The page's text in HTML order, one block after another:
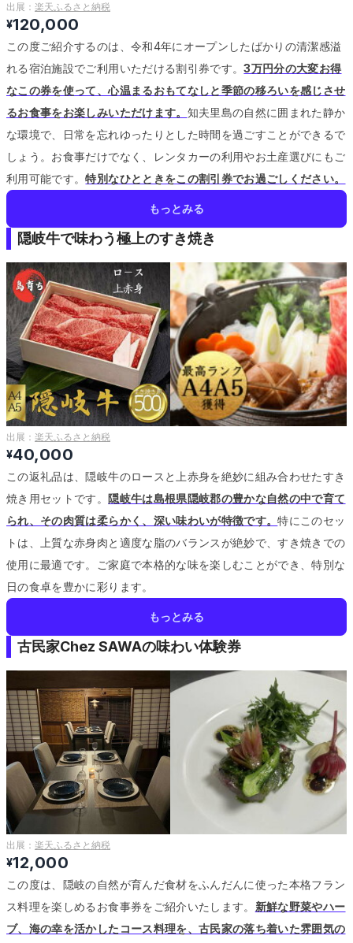
出展： 楽天ふるさと納税
¥120,000
この度ご紹介するのは、令和4年にオープンしたばかりの清潔感溢
れる宿泊施設でご利用いただける割引券です。3万円分の大変お得
なこの券を使って、心温まるおもてなしと季節の移ろいを感じさせ
るお食事をお楽しみいただけます。 知夫里島の自然に囲まれた静か
な環境で、日常を忘れゆったりとした時間を過ごすことができるで
しょう。 お食事だけでなく、レンタカーの利用やお土産選びにもご
利用可能です。特別なひとときをこの割引券でお過ごしください。
もっとみる
隠岐牛で味わう極上のすき焼き
出展： 楽天ふるさと納税
¥40,000
この返礼品は、隠岐牛のロースと上赤身を絶妙に組み合わせたすき
焼き用セットです。隠岐牛は島根県隠岐郡の豊かな自然の中で育て
られ、その肉質は柔らかく、深い味わいが特徴です。特にこのセッ
トは、上質な赤身肉と適度な脂のバランスが絶妙で、すき焼きでの
使用に最適です。
ご家庭で本格的な味を楽しむことができ、特別な
日の食卓を豊かに彩ります。
もっとみる
古民家Chez SAWAの味わい体験券
出展： 楽天ふるさと納税
¥12,000
この度は、隠岐の自然が育んだ食材をふんだんに使った本格フラン
ス料理を楽しめるお食事券をご紹介いたします。 新鮮な野菜やハー
ブ、海の幸を活かしたコース料理を、古民家の落ち着いた雰囲気の